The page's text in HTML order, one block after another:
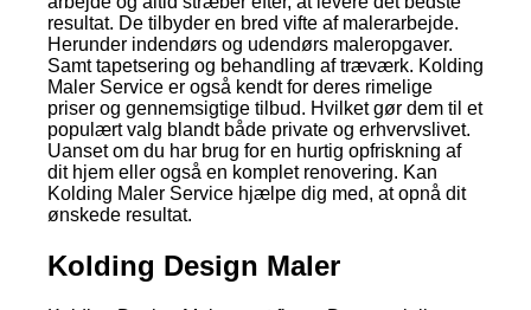
resultat. De tilbyder en bred vifte af malerarbejde.
Herunder indendørs og udendørs maleropgaver.
Samt tapetsering og behandling af træværk. Kolding
Maler Service er også kendt for deres rimelige
priser og gennemsigtige tilbud. Hvilket gør dem til et
populært valg blandt både private og erhvervslivet.
Uanset om du har brug for en hurtig opfriskning af
dit hjem eller også en komplet renovering. Kan
Kolding Maler Service hjælpe dig med, at opnå dit
ønskede resultat.
Kolding Design Maler